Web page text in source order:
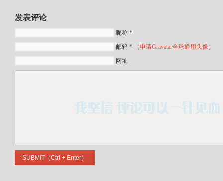
发表评论
昵称 *
邮箱 *
（申请Gravatar全球通用头像）
网址